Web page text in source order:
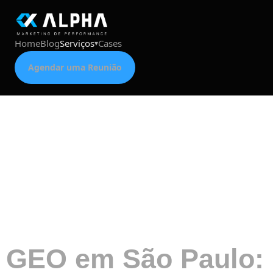
HomeBlogServiços Cases
Agendar uma Reunião
GEO em São Paulo: